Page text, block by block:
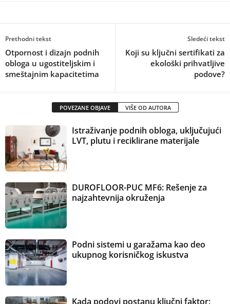
Prethodni tekst
Otpornost i dizajn podnih
obloga u ugostiteljskim i
smeštajnim kapacitetima
Sledeći tekst
Koji su ključni sertifikati za
ekološki prihvatljive
podove?
POVEZANE OBJAVE VIŠE OD AUTORA
Istraživanje podnih obloga, uključujući
LVT, plutu i reciklirane materijale
DUROFLOOR-PUC MF6: Rešenje za
najzahtevnija okruženja
Podni sistemi u garažama kao deo
ukupnog korisničkog iskustva
Kada podovi postanu ključni faktor: